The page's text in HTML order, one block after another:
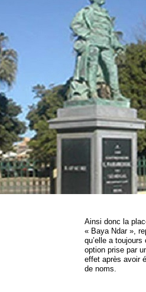
Ainsi donc la
« Baya Ndar »,
qu’elle a
option prise par
effet après avoir
de noms.